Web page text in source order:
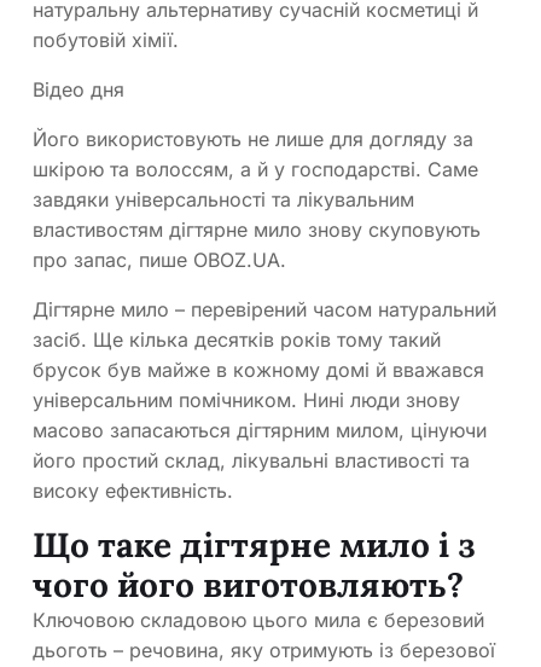
натуральну альтернативу сучасній косметиці й
побутовій хімії.
Відео дня
Його використовують не лише для догляду за
шкірою та волоссям, а й у господарстві. Саме
завдяки універсальності та лікувальним
властивостям дігтярне мило знову скуповують
про запас, пише OBOZ.UA.
Дігтярне мило – перевірений часом натуральний
засіб. Ще кілька десятків років тому такий
брусок був майже в кожному домі й вважався
універсальним помічником. Нині люди знову
масово запасаються дігтярним милом, цінуючи
його простий склад, лікувальні властивості та
високу ефективність.
Що таке дігтярне мило і з
чого його виготовляють?
Ключовою складовою цього мила є березовий
дьоготь – речовина, яку отримують із березової